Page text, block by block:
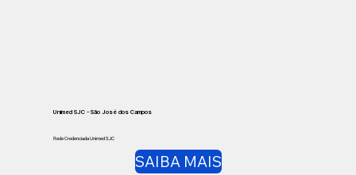
Unimed SJC - São José dos Campos
Rede Credenciada Unimed SJC
SAIBA MAIS